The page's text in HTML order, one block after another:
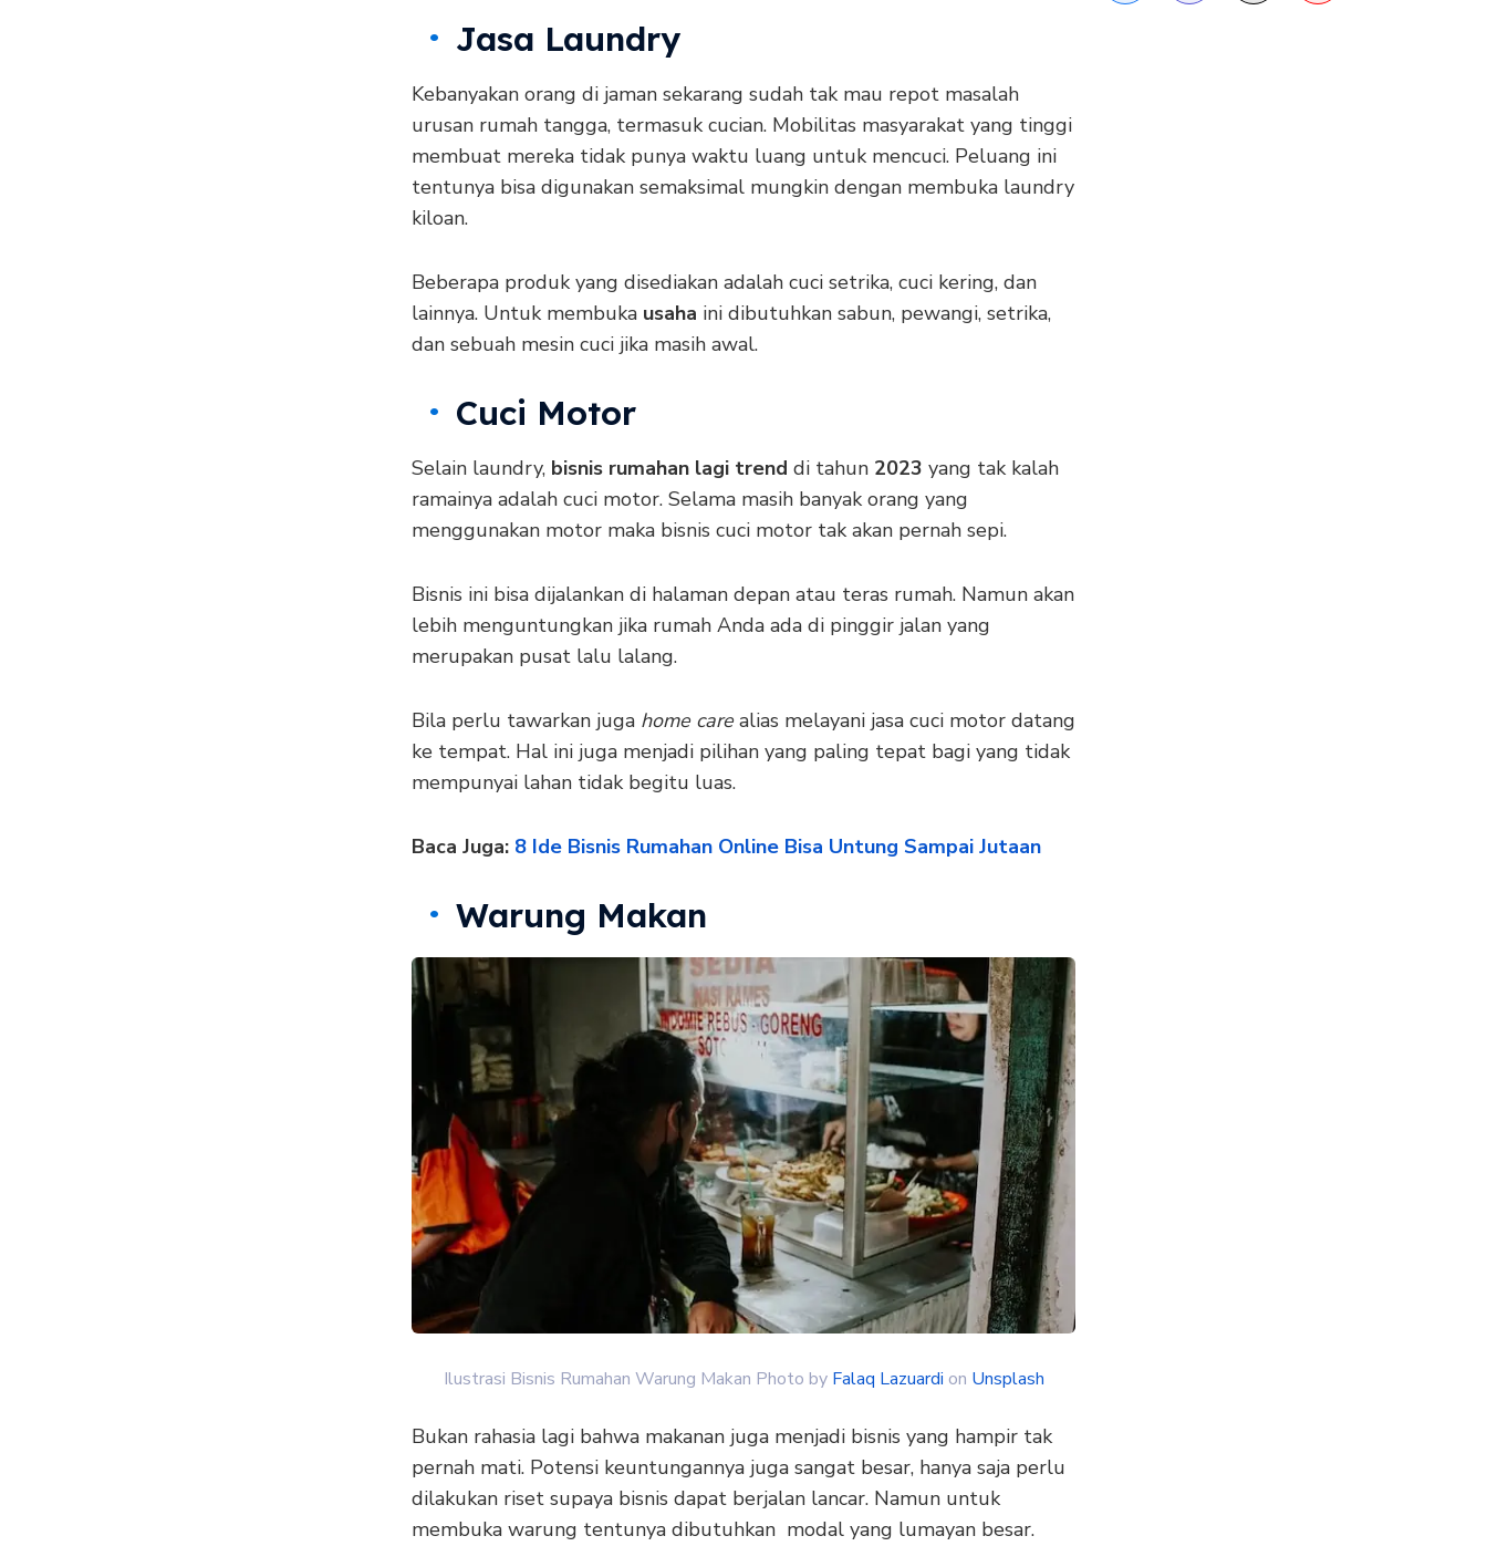
Jasa Laundry
Kebanyakan orang di jaman sekarang sudah tak mau repot masalah
urusan rumah tangga, termasuk cucian. Mobilitas masyarakat yang tinggi
membuat mereka tidak punya waktu luang untuk mencuci. Peluang ini
tentunya bisa digunakan semaksimal mungkin dengan membuka laundry
kiloan.
Beberapa produk yang disediakan adalah cuci setrika, cuci kering, dan
lainnya. Untuk membuka usaha ini dibutuhkan sabun, pewangi, setrika,
dan sebuah mesin cuci jika masih awal.
Cuci Motor
Selain laundry, bisnis rumahan lagi trend di tahun 2023 yang tak kalah
ramainya adalah cuci motor. Selama masih banyak orang yang
menggunakan motor maka bisnis cuci motor tak akan pernah sepi.
Bisnis ini bisa dijalankan di halaman depan atau teras rumah. Namun akan
lebih menguntungkan jika rumah Anda ada di pinggir jalan yang
merupakan pusat lalu lalang.
Bila perlu tawarkan juga home carealias melayani jasa cuci motor datang
ke tempat. Hal ini juga menjadi pilihan yang paling tepat bagi yang tidak
mempunyai lahan tidak begitu luas.
Baca Juga: 8 Ide Bisnis Rumahan Online Bisa Untung Sampai Jutaan
Warung Makan
Ilustrasi Bisnis Rumahan Warung Makan Photo by Falaq Lazuardi on Unsplash
Bukan rahasia lagi bahwa makanan juga menjadi bisnis yang hampir tak
pernah mati. Potensi keuntungannya juga sangat besar, hanya saja perlu
dilakukan riset supaya bisnis dapat berjalan lancar. Namun untuk
membuka warung tentunya dibutuhkan modal yang lumayan besar.